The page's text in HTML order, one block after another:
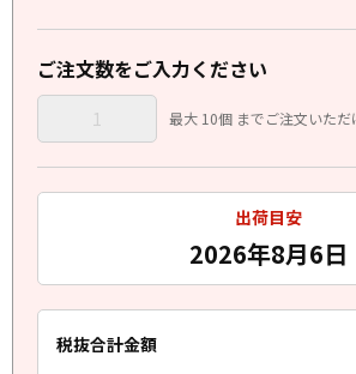
ご注文数をご入力ください
最大 10個 までご注文いただ
出荷目安
2026年8月6日
税抜合計金額